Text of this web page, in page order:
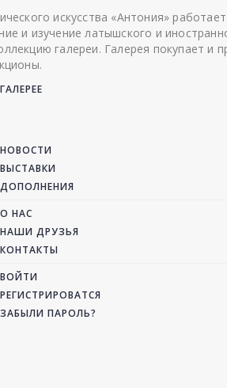
искусства «Антония»
и изучение латышского и
галереи. Галерея покупает
НОВОСТИ
ВЫСТАВКИ
ДОПОЛНЕНИЯ
О НАС
НАШИ ДРУЗЬЯ
КОНТАКТЫ
ВОЙТИ
РЕГИСТРИРОВАТСЯ
ЗАБЫЛИ ПАРОЛЬ?